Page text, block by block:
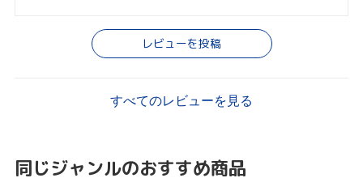
レビューを投稿
すべてのレビューを見る
同じジャンルのおすすめ商品